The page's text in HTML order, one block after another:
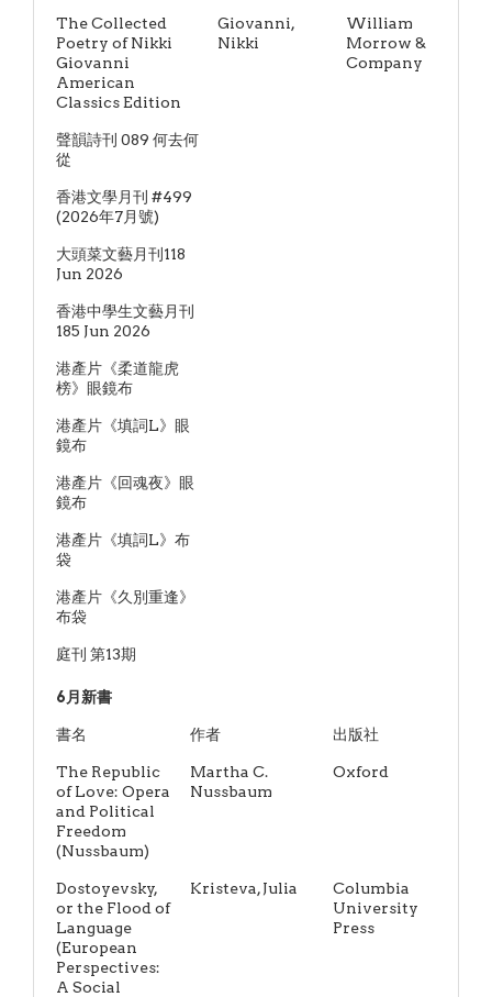
The Collected
Poetry of Nikki
Giovanni
American
Classics Edition
Giovanni,
Nikki
William
Morrow &
Company
聲韻詩刊 089 何去何
從
香港文學月刊 #499
(2026年7月號)
大頭菜文藝月刊118
Jun 2026
香港中學生文藝月刊
185 Jun 2026
港產片《柔道龍虎
榜》眼鏡布
港產片《填詞L》眼
鏡布
港產片《回魂夜》眼
鏡布
港產片《填詞L》布
袋
港產片《久別重逢》
布袋
庭刊 第13期
6月新書
書名 作者 出版社
The Republic
of Love: Opera
and Political
Freedom
(Nussbaum)
Martha C.
Nussbaum
Oxford
Dostoyevsky,
or the Flood of
Language
(European
Perspectives:
A Social
Kristeva, Julia
Columbia
University
Press